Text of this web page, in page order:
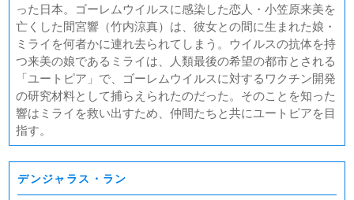
った日本。ゴーレムウイルスに感染した恋人・小笠原来美を
亡くした間宮響（竹内涼真）は、彼女との間に生まれた娘・
ミライを何者かに連れ去られてしまう。ウイルスの抗体を持
つ来美の娘であるミライは、人類最後の希望の都市とされる
「ユートピア」で、ゴーレムウイルスに対するワクチン開発
の研究材料として捕らえられたのだった。そのことを知った
響はミライを救い出すため、仲間たちと共にユートピアを目
指す。
デンジャラス・ラン